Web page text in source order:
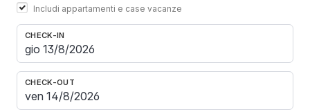
Includi appartamenti e case vacanze
CHECK-IN
CHECK-OUT